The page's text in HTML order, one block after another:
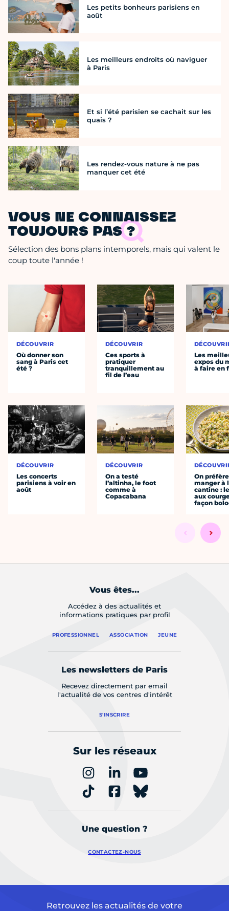
Les petits bonheurs parisiens en
août
Les meilleurs endroits où naviguer
à Paris
Et si l’été parisien se cachait sur les
quais ?
Les rendez-vous nature à ne pas
manquer cet été
VOUS NE CONNAISSEZ
TOUJOURS PAS ?
Sélection des bons plans intemporels, mais qui valent le
coup toute l'année !
DÉCOUVRIR
Où donner son
sang à Paris cet
été ?
DÉCOUVRIR
Les concerts
parisiens à voir en
août
DÉCOUVRIR
Ces sports à
pratiquer
tranquillement au
fil de l’eau
DÉCOUVRIR
On a testé
l’altinha, le foot
comme à
Copacabana
Les
expos du
à faire en
On préfère
manger à
cantine :
aux
façon
Vous êtes...
Accédez à des actualités et
informations pratiques par profil
PROFESSIONNEL ASSOCIATION JEUNE
Les newsletters de Paris
Recevez directement par email
l'actualité de vos centres d'intérêt
S'INSCRIRE
Sur les réseaux
Une question ?
CONTACTEZ-NOUS
Retrouvez les actualités de votre